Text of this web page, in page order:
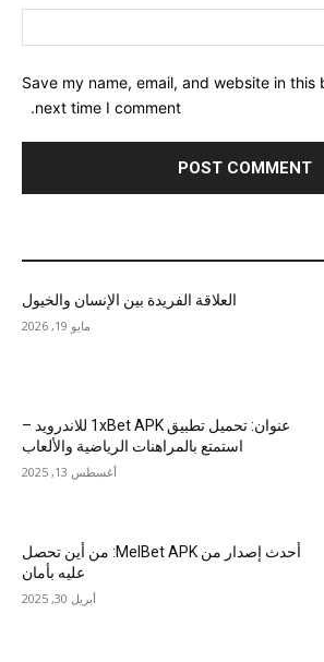
Save my name, email, and website in this
next time I comment.
العلاقة الفريدة بين الإنسان والخيول
مايو 19, 2026
عنوان: تحميل تطبيق 1xBet APK للاندرويد –
استمتع بالمراهنات الرياضية والألعاب
أغسطس 13, 2025
أحدث إصدار من MelBet APK: من أين تحصل
عليه بأمان
أبريل 30, 2025